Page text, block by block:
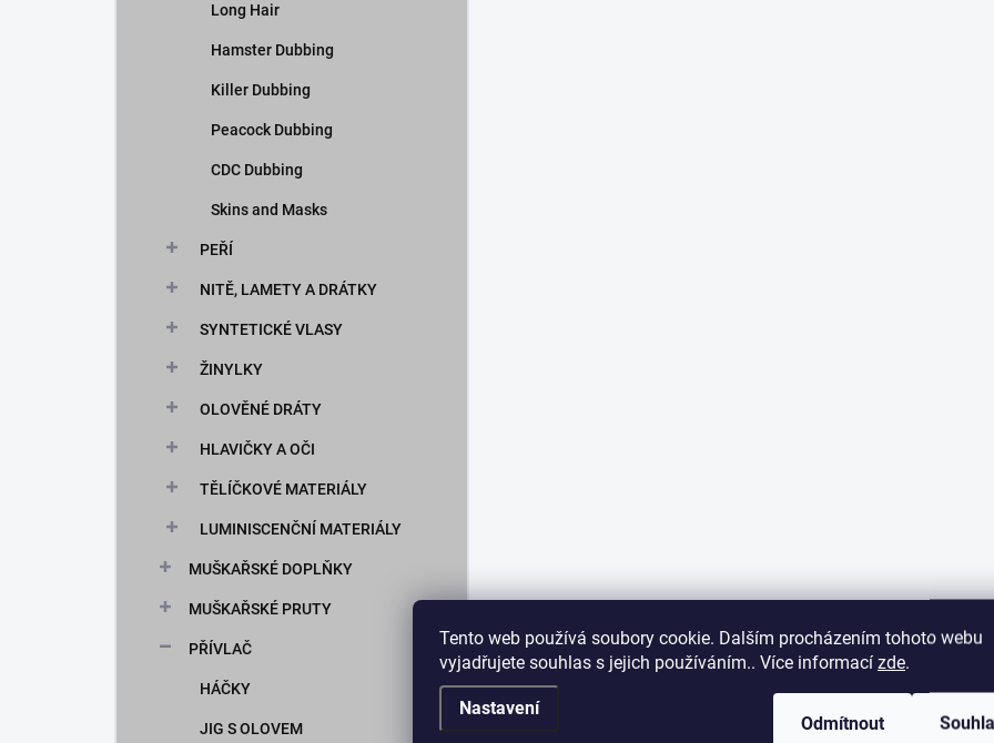
Tento web používá soubory cookie. Dalším procházením tohoto webu
vyjadřujete souhlas s jejich používáním.. Více informací zde.
Nastavení
Odmítnout
Long Hair
Hamster Dubbing
Killer Dubbing
Peacock Dubbing
CDC Dubbing
Skins and Masks
PEŘÍ
NITĚ, LAMETY A DRÁTKY
SYNTETICKÉ VLASY
ŽINYLKY
OLOVĚNÉ DRÁTY
HLAVIČKY A OČI
TĚLÍČKOVÉ MATERIÁLY
LUMINISCENČNÍ MATERIÁLY
MUŠKAŘSKÉ DOPLŇKY
MUŠKAŘSKÉ PRUTY
PŘÍVLAČ
HÁČKY
JIG S OLOVEM